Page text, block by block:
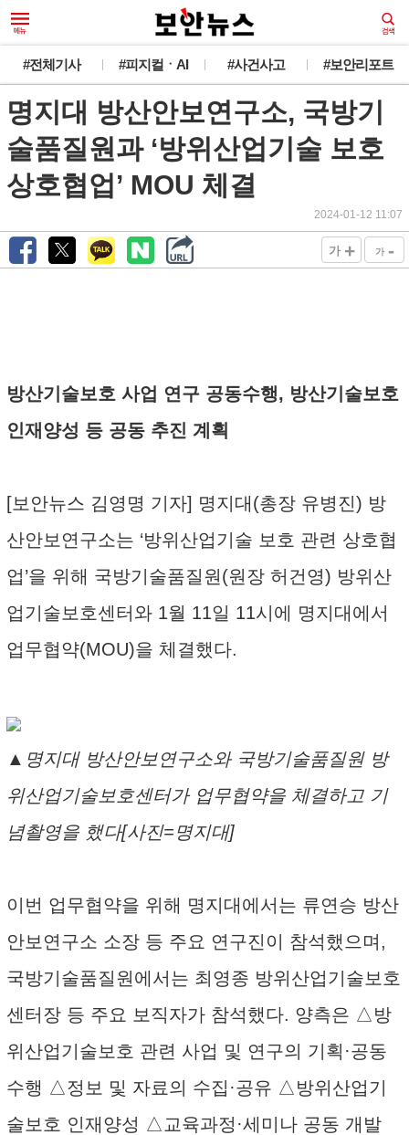
#전체기사 #피지컬ㆍAI #사건사고 #보안리포트
명지대 방산안보연구소, 국방기
술품질원과 ‘방위산업기술 보호
상호협업’ MOU 체결
2024-01-12 11:07
가 + 가 -
방산기술보호 사업 연구 공동수행, 방산기술보호
인재양성 등 공동 추진 계획
[보안뉴스 김영명 기자] 명지대(총장 유병진) 방
산안보연구소는 ‘방위산업기술 보호 관련 상호협
업’을 위해 국방기술품질원(원장 허건영) 방위산
업기술보호센터와 1월 11일 11시에 명지대에서
업무협약(MOU)을 체결했다.
▲명지대 방산안보연구소와 국방기술품질원 방
위산업기술보호센터가 업무협약을 체결하고 기
념촬영을 했다[사진=명지대]
이번 업무협약을 위해 명지대에서는 류연승 방산
안보연구소 소장 등 주요 연구진이 참석했으며,
국방기술품질원에서는 최영종 방위산업기술보호
센터장 등 주요 보직자가 참석했다. 양측은 △방
위산업기술보호 관련 사업 및 연구의 기획·공동
수행 △정보 및 자료의 수집·공유 △방위산업기
술보호 인재양성 △교육과정·세미나 공동 개발